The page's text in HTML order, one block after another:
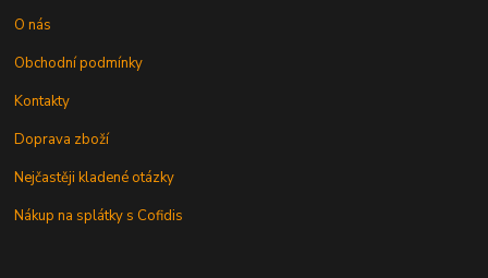
O nás
Obchodní podmínky
Kontakty
Doprava zboží
Nejčastěji kladené otázky
Nákup na splátky s Cofidis